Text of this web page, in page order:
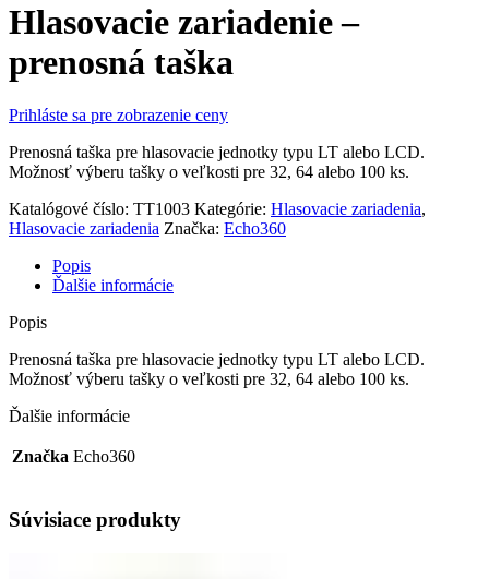
Hlasovacie zariadenie –
prenosná taška
Prihláste sa pre zobrazenie ceny
Prenosná taška pre hlasovacie jednotky typu LT alebo LCD.
Možnosť výberu tašky o veľkosti pre 32, 64 alebo 100 ks.
Katalógové číslo: TT1003 Kategórie: Hlasovacie zariadenia,
Hlasovacie zariadenia Značka: Echo360
Popis
Ďalšie informácie
Popis
Prenosná taška pre hlasovacie jednotky typu LT alebo LCD.
Možnosť výberu tašky o veľkosti pre 32, 64 alebo 100 ks.
Ďalšie informácie
Značka Echo360
Súvisiace produkty